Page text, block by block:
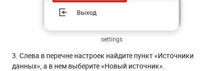
settings
3. Слева в перечне настроек найдите пункт «Источники
данных», а в нем выберите «Новый источник».